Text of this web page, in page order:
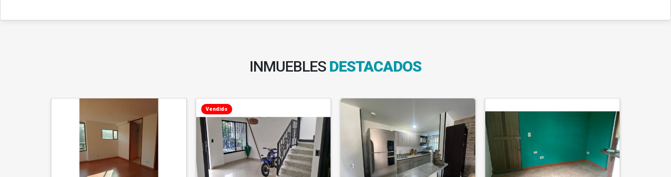
INMUEBLES DESTACADOS
Vendido